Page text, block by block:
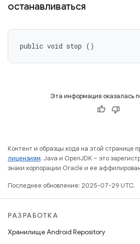
останавливаться
public void stop ()
Эта информация оказалась
Контент и образцы кода на этой странице
лицензиям. Java и OpenJDK – это
знаки корпорации Oracle и ее
Последнее обновление: 2025-07-29 UTC.
РАЗРАБОТКА
Хранилище Android Repository